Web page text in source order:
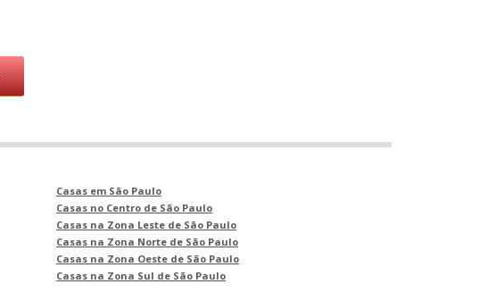
Casas em São Paulo
Casas no Centro de São Paulo
Casas na Zona Leste de São Paulo
Casas na Zona Norte de São Paulo
Casas na Zona Oeste de São Paulo
Casas na Zona Sul de São Paulo